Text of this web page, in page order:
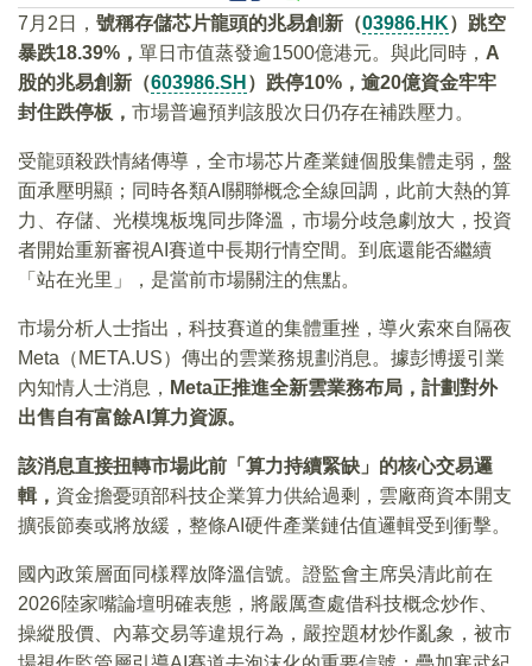
7月2日， 號稱存儲芯片龍頭的兆易創新（03986.HK）跳空
暴跌18.39%， 單日市值蒸發逾1500億港元。與此同時， A
股的兆易創新（603986.SH ）跌停10%，逾20億資金牢牢
封住跌停板， 市場普遍預判該股次日仍存在補跌壓力。
受龍頭殺跌情緒傳導，全市場芯片產業鏈個股集體走弱，盤
面承壓明顯；同時各類AI關聯概念全線回調，此前大熱的算
力、存儲、光模塊板塊同步降溫，市場分歧急劇放大，投資
者開始重新審視AI賽道中長期行情空間。到底還能否繼續
「站在光里」，是當前市場關注的焦點。
市場分析人士指出，科技賽道的集體重挫，導火索來自隔夜
Meta（META.US）傳出的雲業務規劃消息。據彭博援引業
內知情人士消息， Meta正推進全新雲業務布局，計劃對外
出售自有富餘AI算力資源。
該消息直接扭轉市場此前「算力持續緊缺」的核心交易邏
輯， 資金擔憂頭部科技企業算力供給過剩，雲廠商資本開支
擴張節奏或將放緩，整條AI硬件產業鏈估值邏輯受到衝擊。
國內政策層面同樣釋放降溫信號。證監會主席吳清此前在
2026陸家嘴論壇明確表態，將嚴厲查處借科技概念炒作、
操縱股價、內幕交易等違規行為，嚴控題材炒作亂象，被市